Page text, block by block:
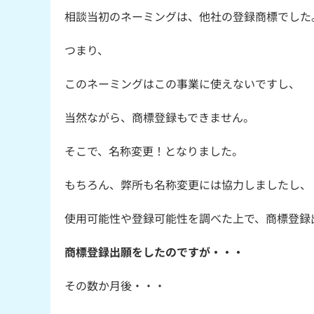
相談当初のネーミングは、他社の登録商標でした
つまり、
このネーミングはこの事業に使えないですし、
当然ながら、商標登録もできません。
そこで、名称変更！となりました。
もちろん、弊所も名称変更には協力しましたし、
使用可能性や登録可能性を調べた上で、商標登録
商標登録出願をしたのですが・・・
その数か月後・・・